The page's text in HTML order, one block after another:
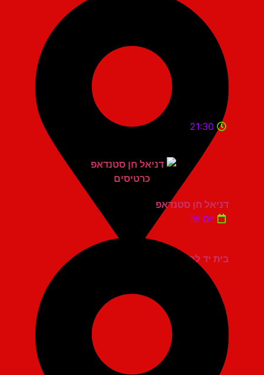
בית יד לבנים אשדוד
21:30
דניאל חן סטנדאפ
יום ש'